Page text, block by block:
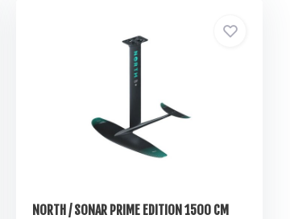
NORTH / SONAR PRIME EDITION 1500 CM